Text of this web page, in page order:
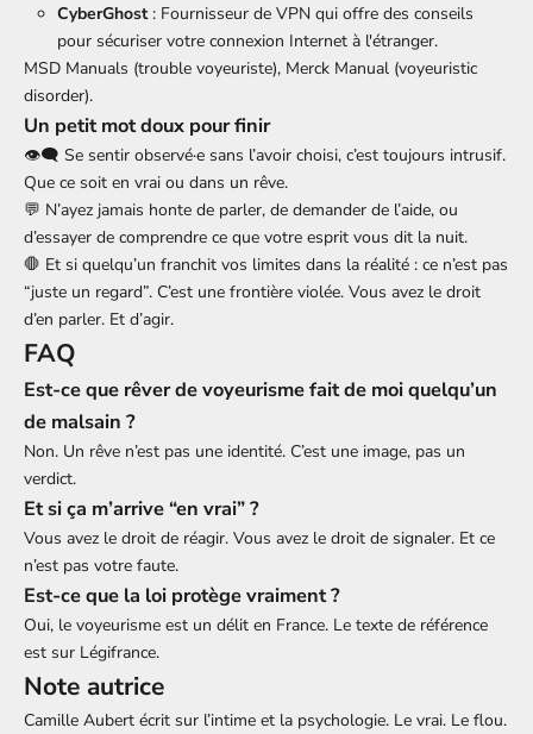
CyberGhost: Fournisseur de VPN qui offre des conseils
pour sécuriser votre connexion Internet à l'étranger.
MSD Manuals (trouble voyeuriste), Merck Manual (voyeuristic
disorder).
Un petit mot doux pour finir
👁️🗨️ Se sentir observé·e sans l’avoir choisi, c’est toujours intrusif.
Que ce soit en vrai ou dans un rêve.
💬 N’ayez jamais honte de parler, de demander de l’aide, ou
d’essayer de comprendre ce que votre esprit vous dit la nuit.
🛑 Et si quelqu’un franchit vos limites dans la réalité : ce n’est pas
“juste un regard”. C’est une frontière violée. Vous avez le droit
d’en parler. Et d’agir.
FAQ
Est-ce que rêver de voyeurisme fait de moi quelqu’un
de malsain ?
Non. Un rêve n’est pas une identité. C’est une image, pas un
verdict.
Et si ça m’arrive “en vrai” ?
Vous avez le droit de réagir. Vous avez le droit de signaler. Et ce
n’est pas votre faute.
Est-ce que la loi protège vraiment ?
Oui, le voyeurisme est un délit en France. Le texte de référence
est sur Légifrance.
Note autrice
Camille Aubert écrit sur l’intime et la psychologie. Le vrai. Le flou.